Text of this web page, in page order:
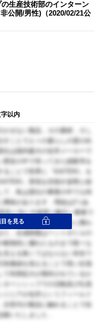
生産技術部のインターン
公開/男性)（2020/02/21公
以内
せない製品，その素材，そし
ことで人々の暮らしの質の向
は国内最大の化学メーカーで
史の中で培ってきた経験等を
ることで世界に「KAITEKI」を
」実現を目指す姿勢と経
，私は貴社の事業の中でも特
興味があります．理由は2つあ
及と共に今後更に幅広い事業で
々な製品のものづくりに携わ
，合成樹脂はペットボトルの
熱性に優れたものまで様々な
える無くてはならない存在で
価値を加えることで高い比強
利用拡大が期待されているか
ーンシップでの活動及び社員
ニアが化学というフィールド
世代の製品に触れることで自
いたしました．
を見る